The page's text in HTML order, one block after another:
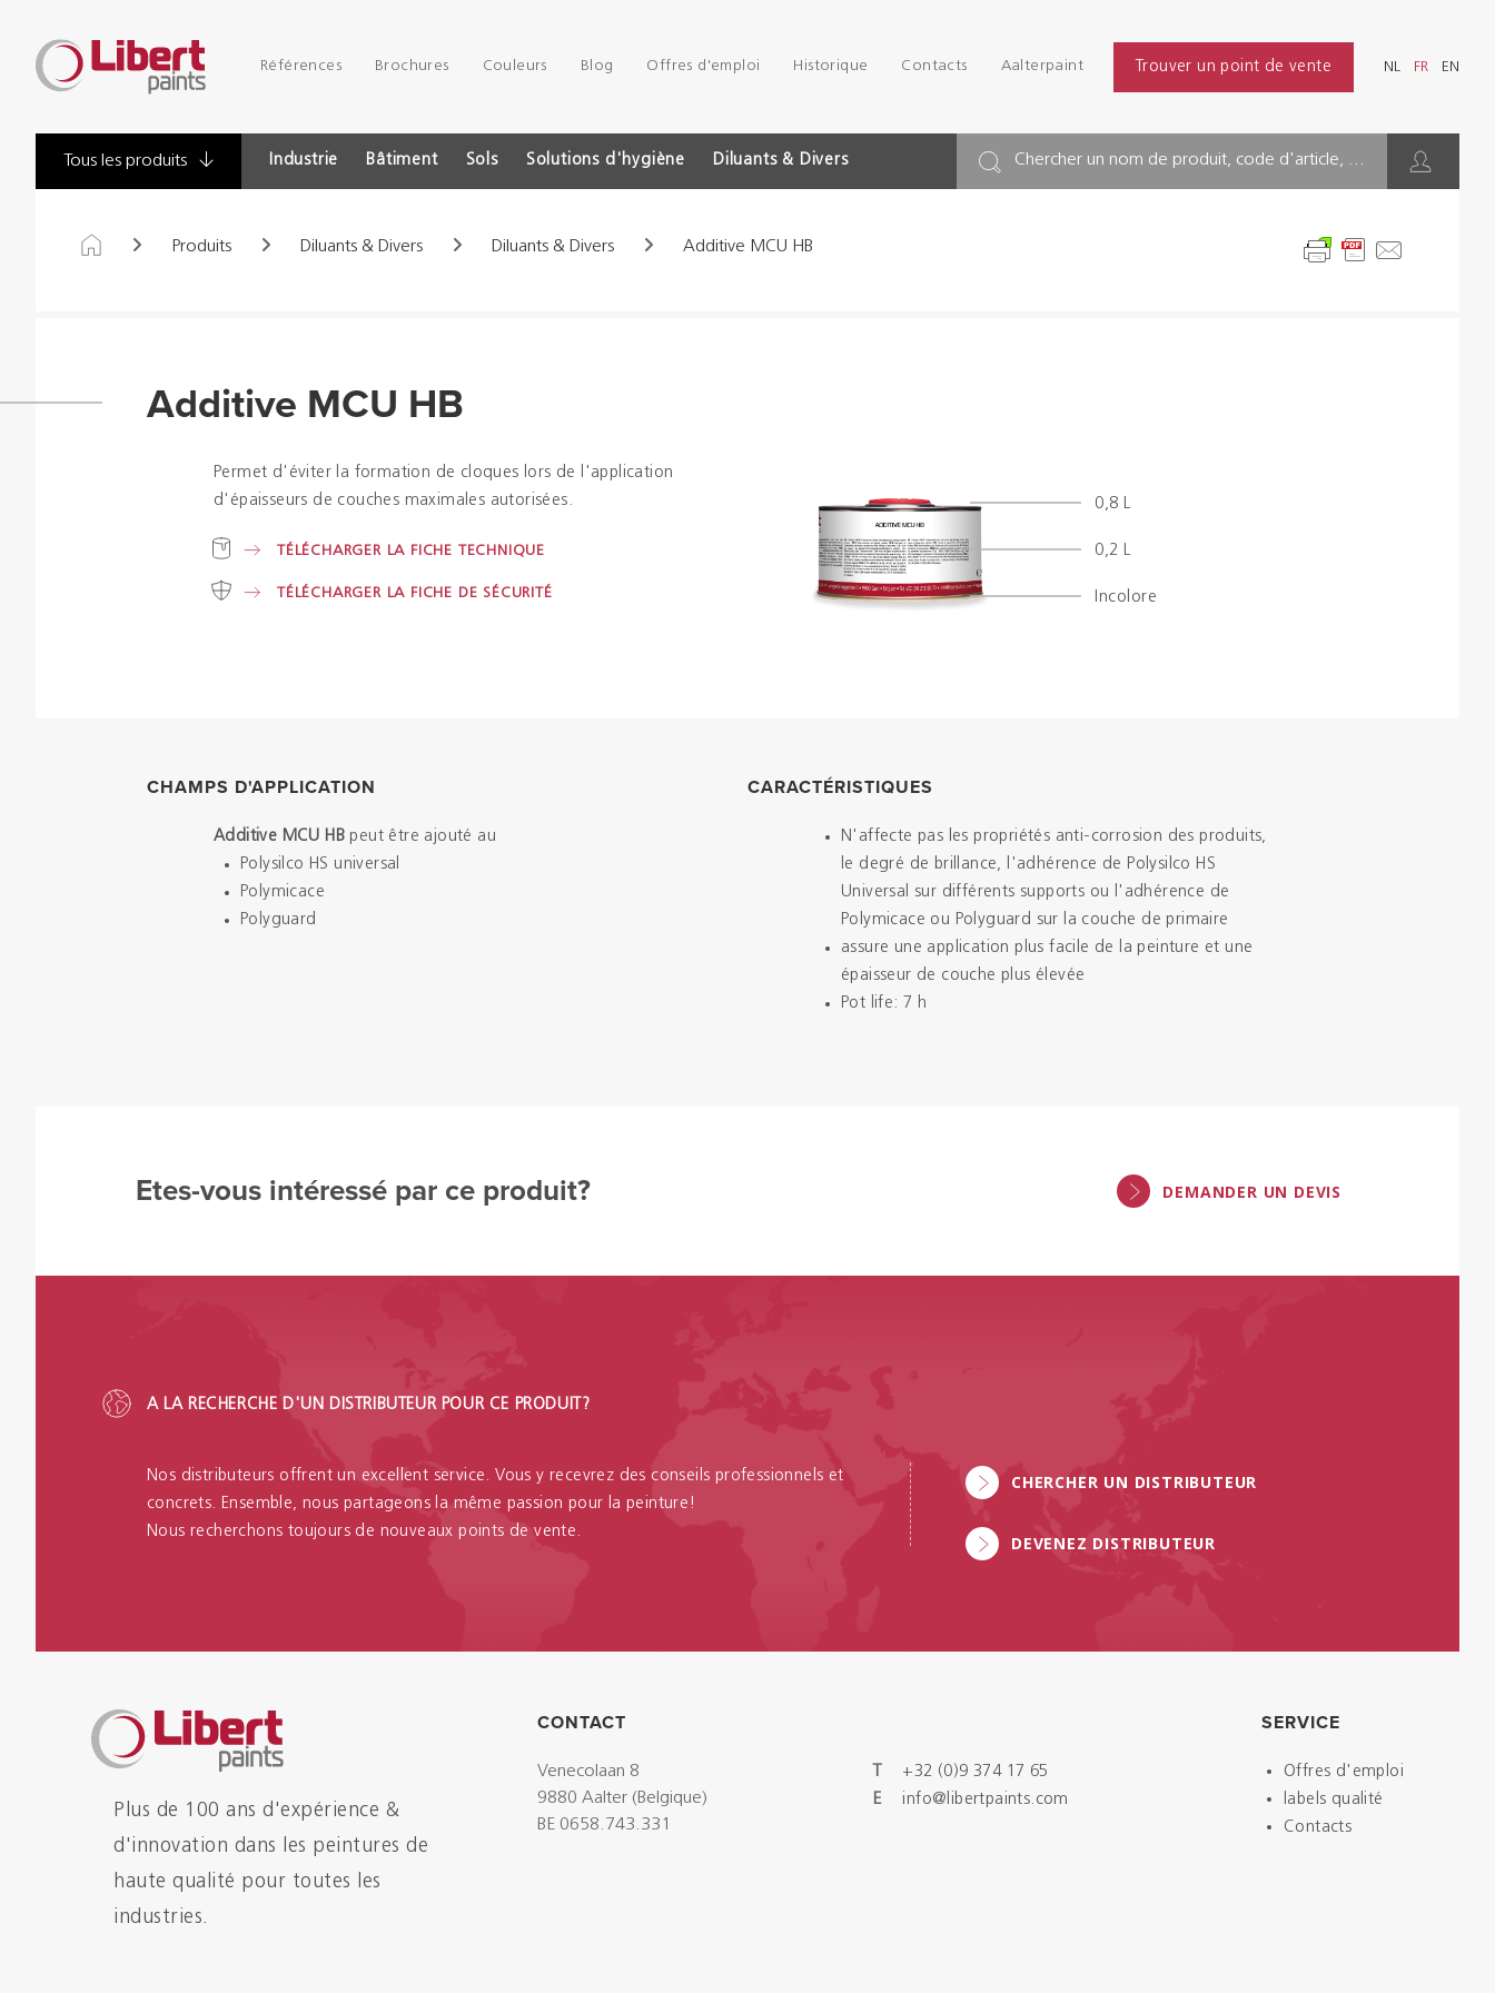
Paints
Références Brochures Couleurs Blog Offres d'emploi Historique Contacts Aalterpaint Trouver un point de vente NL FR EN
Tous les produits Industrie Bâtiment Sols Solutions d'hygiène Diluants & Divers Chercher un nom de produit, code d'article, ...
Produits Diluants & Divers Diluants & Divers Additive MCU HB
Additive MCU HB
Permet d'éviter la formation de cloques lors de l'application
d'épaisseurs de couches maximales autorisées.
TÉLÉCHARGER LA FICHE TECHNIQUE
TÉLÉCHARGER LA FICHE DE SÉCURITÉ
0,8 L
0,2 L
Incolore
CHAMPS D'APPLICATION
Additive MCU HB peut être ajouté au
Polysilco HS universal
Polymicace
Polyguard
CARACTÉRISTIQUES
N'affecte pas les propriétés anti-corrosion des produits,
le degré de brillance, l'adhérence de Polysilco HS
Universal sur différents supports ou l'adhérence de
Polymicace ou Polyguard sur la couche de primaire
assure une application plus facile de la peinture et une
épaisseur de couche plus élevée
Pot life: 7 h
Etes-vous intéressé par ce produit? DEMANDER UN DEVIS
A LA RECHERCHE D'UN DISTRIBUTEUR POUR CE PRODUIT?
Nos distributeurs offrent un excellent service. Vous y recevrez des conseils professionnels et
concrets. Ensemble, nous partageons la même passion pour la peinture!
Nous recherchons toujours de nouveaux points de vente.
CHERCHER UN DISTRIBUTEUR
DEVENEZ DISTRIBUTEUR
Plus de 100 ans d'expérience &
d'innovation dans les peintures de
haute qualité pour toutes les
industries.
CONTACT
Venecolaan 8
9880 Aalter (Belgique)
BE 0658.743.331
+32 (0)9 374 17 65
E info@libertpaints.com
SERVICE
Offres d'emploi
labels qualité
Contacts
Chercher
INDUSTRIE
BÂTIMENT